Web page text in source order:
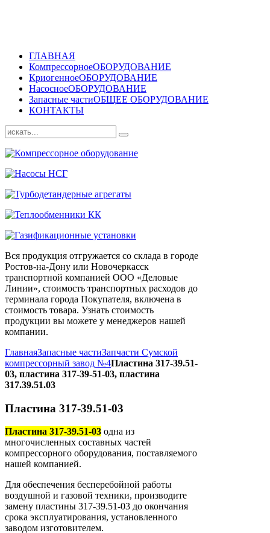
ГЛАВНАЯ
КомпрессорноеОБОРУДОВАНИЕ
КриогенноеОБОРУДОВАНИЕ
НасосноеОБОРУДОВАНИЕ
Запасные частиОБЩЕЕ ОБОРУДОВАНИЕ
КОНТАКТЫ
Вся продукция отгружается со склада в городе
Ростов-на-Дону или Новочеркасск
транспортной компанией ООО «Деловые
Линии», стоимость транспортных расходов до
терминала города Покупателя, включена в
стоимость товара. Узнать стоимость
продукции вы можете у менеджеров нашей
компании.
ГлавнаяЗапасные частиЗапчасти Сумской
компрессорный завод №4Пластина 317-39.51-
03, пластина 317-39-51-03, пластина
317.39.51.03
Пластина 317-39.51-03
Пластина 317-39.51-03 одна из
многочисленных составных частей
компрессорного оборудования, поставляемого
нашей компанией.
Для обеспечения бесперебойной работы
воздушной и газовой техники, производите
замену пластины 317-39.51-03 до окончания
срока эксплуатирования, установленного
заводом изготовителем.